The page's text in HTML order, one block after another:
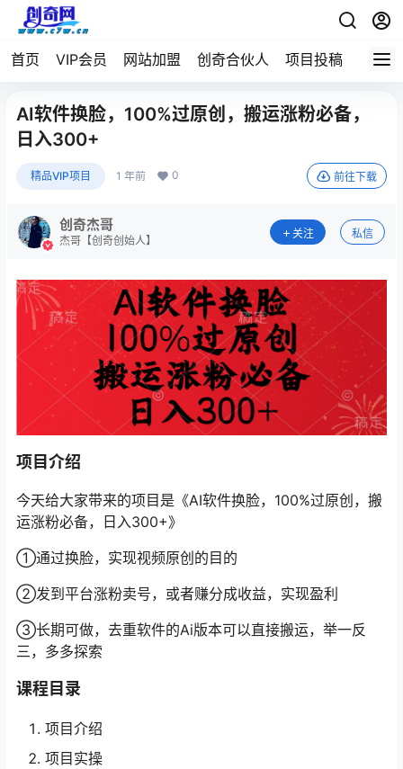
首页 VIP会员 网站加盟 创奇合伙人 项目投稿
AI软件换脸，100%过原创，搬运涨粉必备，
日入300+
精品VIP项目 1 年前 0 前往下载
创奇杰哥
杰哥【创奇创始人】
关注 私信
项目介绍
今天给大家带来的项目是《AI软件换脸，100%过原创，搬
运涨粉必备，日入300+》
①通过换脸，实现视频原创的目的
②发到平台涨粉卖号，或者赚分成收益，实现盈利
③长期可做，去重软件的Ai版本可以直接搬运，举一反
三，多多探索
课程目录
项目介绍
项目实操